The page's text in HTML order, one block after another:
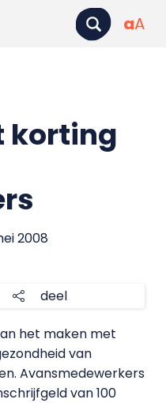
aA
korting
2008
deel
het maken met
van
Avansmedewerkers
van 100